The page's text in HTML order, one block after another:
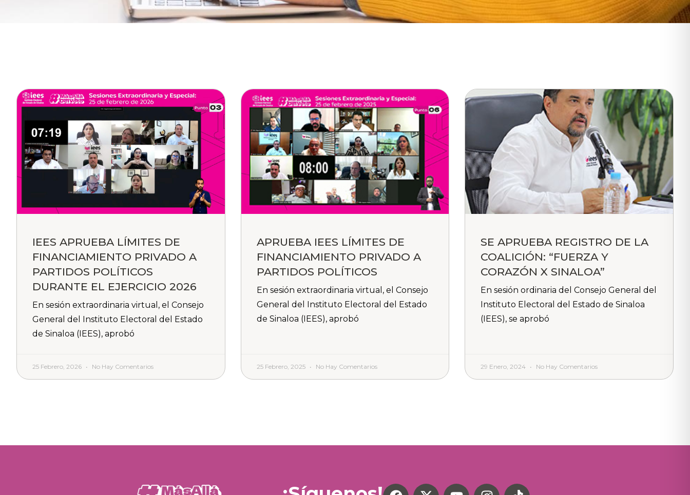
IEES APRUEBA LÍMITES DE
FINANCIAMIENTO PRIVADO A
PARTIDOS POLÍTICOS
DURANTE EL EJERCICIO 2026
En sesión extraordinaria virtual, el Consejo
General del Instituto Electoral del Estado
de Sinaloa (IEES), aprobó
25 Febrero, 2026 No Hay Comentarios
APRUEBA IEES LÍMITES DE
FINANCIAMIENTO PRIVADO A
PARTIDOS POLÍTICOS
En sesión extraordinaria virtual, el Consejo
General del Instituto Electoral del Estado
de Sinaloa (IEES), aprobó
25 Febrero, 2025 No Hay Comentarios
SE APRUEBA REGISTRO DE LA
COALICIÓN: “FUERZA Y
CORAZÓN X SINALOA”
En sesión ordinaria del Consejo General del
Instituto Electoral del Estado de Sinaloa
(IEES), se aprobó
29 Enero, 2024 No Hay Comentarios